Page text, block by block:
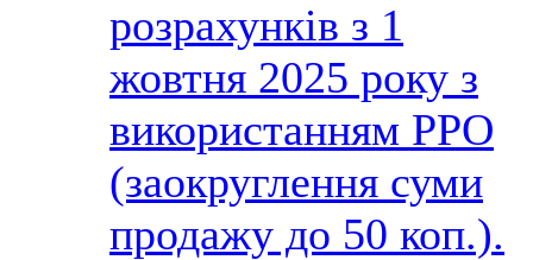
розрахунків з 1
жовтня 2025 року з
використанням РРО
(заокруглення суми
продажу до 50 коп.).